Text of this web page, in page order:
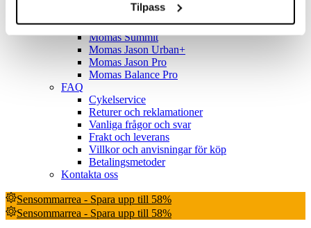
Tilpass
Momas Ultimate
Momas Eywa+
Momas Summit
Momas Jason Urban+
Momas Jason Pro
Momas Balance Pro
FAQ
Cykelservice
Returer och reklamationer
Vanliga frågor och svar
Frakt och leverans
Villkor och anvisningar för köp
Betalingsmetoder
Kontakta oss
Sensommarrea - Spara upp till 58%
Sensommarrea - Spara upp till 58%